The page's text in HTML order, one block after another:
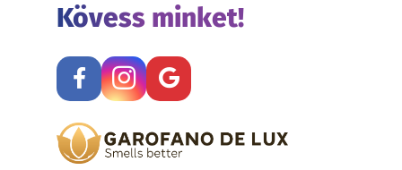
Kövess minket!